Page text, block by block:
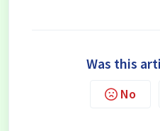
Was this
No